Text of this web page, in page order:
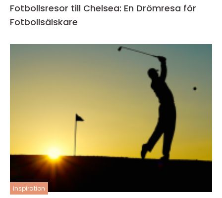
Fotbollsresor till Chelsea: En Drömresa för
Fotbollsälskare
inspiration